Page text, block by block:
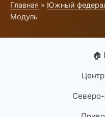
Главная » Южный
Модуль
🏠